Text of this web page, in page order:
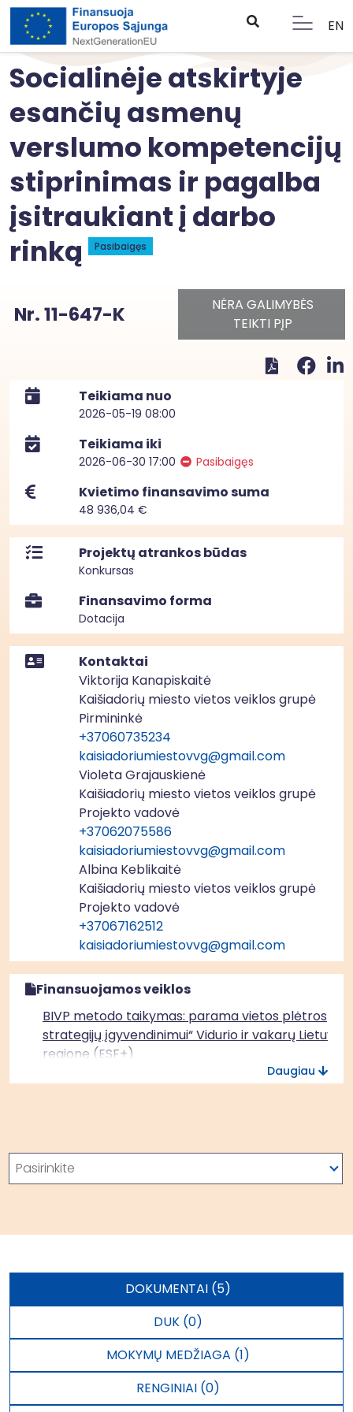
EN
Socialinėje atskirtyje
esančių asmenų
verslumo kompetencijų
stiprinimas ir pagalba
įsitraukiant į darbo
rinką
Pasibaigęs
Nr. 11-647-K
NĖRA GALIMYBĖS
TEIKTI PĮP
Teikiama nuo
2026-05-19 08:00
Teikiama iki
2026-06-30 17:00 Pasibaigęs
Kvietimo finansavimo suma
48 936,04 €
Projektų atrankos būdas
Konkursas
Finansavimo forma
Dotacija
Kontaktai
Viktorija Kanapiskaitė
Kaišiadorių miesto vietos veiklos grupė
Pirmininkė
+37060735234
kaisiadoriumiestovvg@gmail.com
Violeta Grajauskienė
Kaišiadorių miesto vietos veiklos grupė
Projekto vadovė
+37062075586
kaisiadoriumiestovvg@gmail.com
Albina Keblikaitė
Kaišiadorių miesto vietos veiklos grupė
Projekto vadovė
+37067162512
kaisiadoriumiestovvg@gmail.com
Finansuojamos veiklos
BIVP metodo taikymas: parama vietos plėtros
strategijų įgyvendinimui“ Vidurio ir vakarų Lietuvos
regione (ESF+)
Daugiau
Paieška
Pasirinkite
DOKUMENTAI (5)
DUK (0)
MOKYMŲ MEDŽIAGA (1)
RENGINIAI (0)